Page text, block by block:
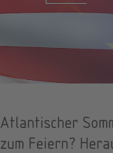
Atlantischer
zum Feiern?